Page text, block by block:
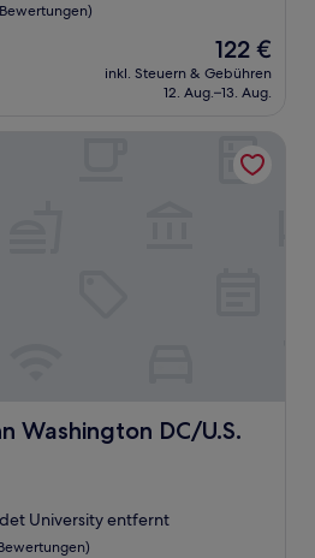
Der
Preis
beträgt
122 €
inkl. Steuern & Gebühren
12. Aug.–13. Aug.
Washington DC/U.S.
DC/U.S. Capitol
University entfernt